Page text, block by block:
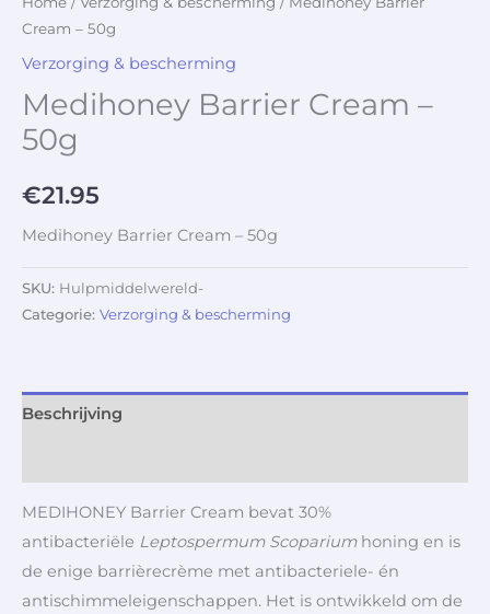
Cream – 50g
Verzorging & bescherming
Medihoney Barrier Cream –
50g
€21.95
Medihoney Barrier Cream – 50g
SKU: Hulpmiddelwereld-
Categorie: Verzorging & bescherming
Beschrijving
MEDIHONEY Barrier Cream bevat 30%
antibacteriële Leptospermum Scopariumhoning en is
de enige barrièrecrème met antibacteriele- én
antischimmeleigenschappen. Het is ontwikkeld om de